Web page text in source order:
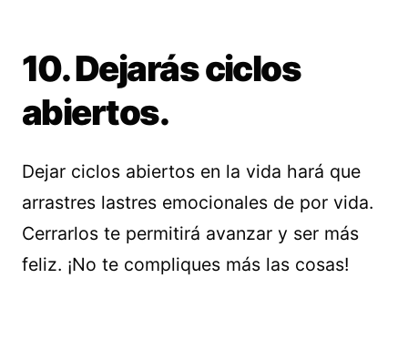
10. Dejarás ciclos
abiertos.
Dejar ciclos abiertos en la vida hará que
arrastres lastres emocionales de por vida.
Cerrarlos te permitirá avanzar y ser más
feliz. ¡No te compliques más las cosas!